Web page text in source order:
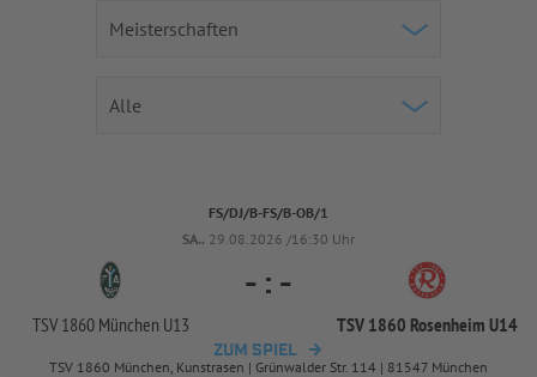
FS/DJ/B-FS/B-OB/1
SA.. 29.08.2026 /16:30 Uhr
TSV 1860 München U13
- : -
TSV 1860 Rosenheim U14
ZUM SPIEL
TSV 1860 München, Kunstrasen | Grünwalder Str. 114 | 81547 München